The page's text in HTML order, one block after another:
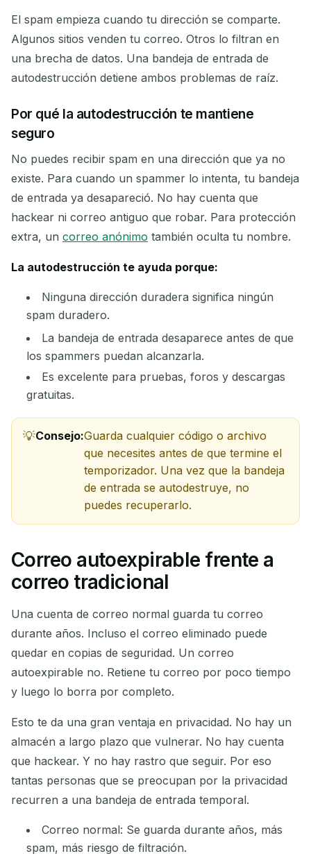
El spam empieza cuando tu dirección se comparte.
Algunos sitios venden tu correo. Otros lo filtran en
una brecha de datos. Una bandeja de entrada de
autodestrucción detiene ambos problemas de raíz.
Por qué la autodestrucción te mantiene
seguro
No puedes recibir spam en una dirección que ya no
existe. Para cuando un spammer lo intenta, tu bandeja
de entrada ya desapareció. No hay cuenta que
hackear ni correo antiguo que robar. Para protección
extra, un correo anónimo también oculta tu nombre.
La autodestrucción te ayuda porque:
Ninguna dirección duradera significa ningún
spam duradero.
La bandeja de entrada desaparece antes de que
los spammers puedan alcanzarla.
Es excelente para pruebas, foros y descargas
gratuitas.
Consejo:Guarda cualquier código o archivo
que necesites antes de que termine el
temporizador. Una vez que la bandeja
de entrada se autodestruye, no
puedes recuperarlo.
Correo autoexpirable frente a
correo tradicional
Una cuenta de correo normal guarda tu correo
durante años. Incluso el correo eliminado puede
quedar en copias de seguridad. Un correo
autoexpirable no. Retiene tu correo por poco tiempo
y luego lo borra por completo.
Esto te da una gran ventaja en privacidad. No hay un
almacén a largo plazo que vulnerar. No hay cuenta
que hackear. Y no hay rastro que seguir. Por eso
tantas personas que se preocupan por la privacidad
recurren a una bandeja de entrada temporal.
Correo normal: Se guarda durante años, más
spam, más riesgo de filtración.